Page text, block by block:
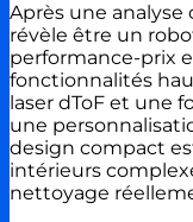
Après une analyse
révèle être un
performance-prix
fonctionnalités
laser dToF et une
une
design compact
intérieurs
nettoyage